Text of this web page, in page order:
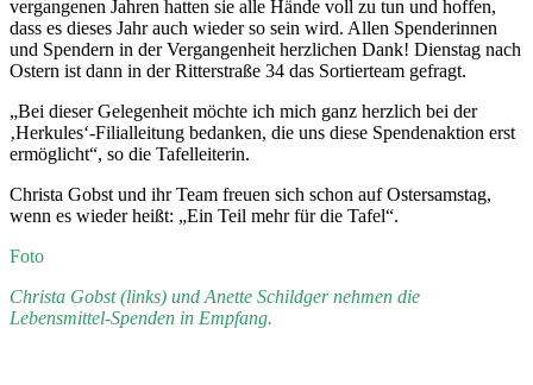
vergangenen Jahren hatten sie alle Hände voll zu tun und hoffen,
dass es dieses Jahr auch wieder so sein wird. Allen Spenderinnen
und Spendern in der Vergangenheit herzlichen Dank! Dienstag nach
Ostern ist dann in der Ritterstraße 34 das Sortierteam gefragt.
„Bei dieser Gelegenheit möchte ich mich ganz herzlich bei der
‚Herkules‘-Filialleitung bedanken, die uns diese Spendenaktion erst
ermöglicht“, so die Tafelleiterin.
Christa Gobst und ihr Team freuen sich schon auf Ostersamstag,
wenn es wieder heißt: „Ein Teil mehr für die Tafel“.
Foto
Christa Gobst (links) und Anette Schildger nehmen die
Lebensmittel-Spenden in Empfang.